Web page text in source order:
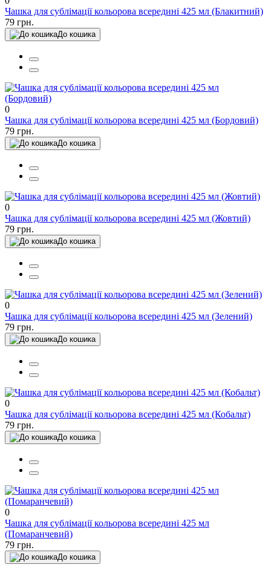
Чашка для сублімації кольорова всередині 425 мл (Блакитний)
79 грн.
До кошика
0
Чашка для сублімації кольорова всередині 425 мл (Бордовий)
79 грн.
До кошика
0
Чашка для сублімації кольорова всередині 425 мл (Жовтий)
79 грн.
До кошика
0
Чашка для сублімації кольорова всередині 425 мл (Зелений)
79 грн.
До кошика
0
Чашка для сублімації кольорова всередині 425 мл (Кобальт)
79 грн.
До кошика
0
Чашка для сублімації кольорова всередині 425 мл
(Помаранчевий)
79 грн.
До кошика